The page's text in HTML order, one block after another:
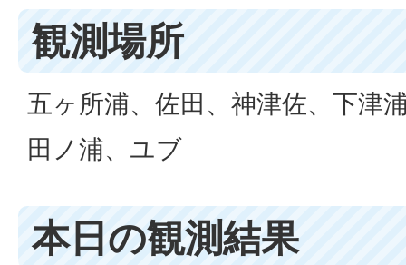
観測場所
五ヶ所浦、佐田、神津佐、下津
田ノ浦、ユブ
本日の観測結果